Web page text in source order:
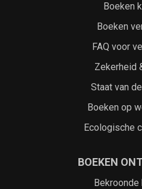
Boeken
Boeken
FAQ voor
Zekerheid
Staat van
Boeken op
Ecologische
BOEKEN
Bekroonde